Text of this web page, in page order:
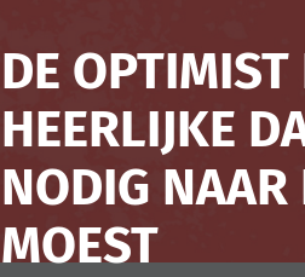
DE OPTIMIST
HEERLIJKE
NODIG NAAR
MOEST